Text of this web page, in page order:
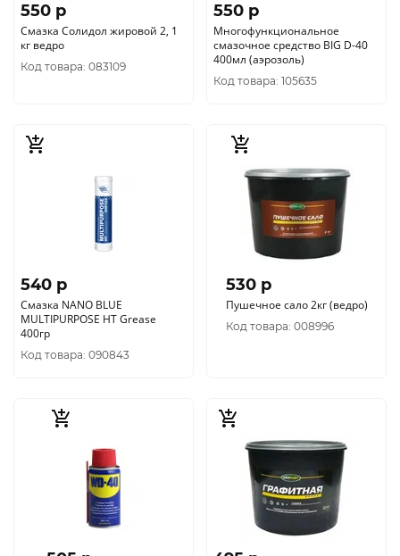
550 p
Смазка Солидол жировой 2, 1
кг ведро
Код товара: 083109
550 p
Многофункциональное
смазочное средство BIG D-40
400мл (аэрозоль)
Код товара: 105635
540 p
Смазка NANO BLUE
MULTIPURPOSE HT Grease
400гр
Код товара: 090843
530 p
Пушечное сало 2кг (ведро)
Код товара: 008996